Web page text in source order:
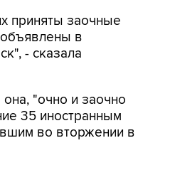
приняты заочные
в
- сказала
"очно и заочно
35 иностранным
во вторжении в